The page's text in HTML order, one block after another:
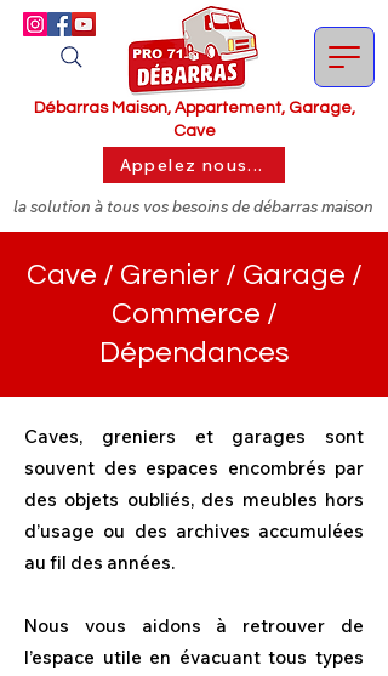
Débarras Maison, Appartement, Garage,
Cave
Appelez nous...
la solution à tous vos besoins de débarras maison
Cave / Grenier / Garage /
Commerce /
Dépendances
Caves, greniers et garages sont
souvent des espaces encombrés par
des objets oubliés, des meubles hors
d’usage ou des archives accumulées
au fil des années.
Nous vous aidons à retrouver de
l’espace utile en évacuant tous types